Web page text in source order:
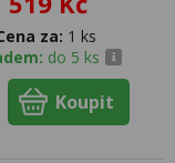
za: 1 ks
do 5 ks